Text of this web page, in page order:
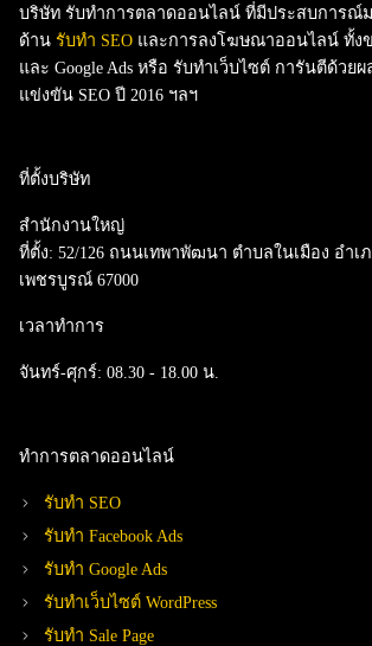
บริษัท รับทำการตลาดออนไลน์ ที่มีประสบการณ์
ด้าน รับทำ SEO และการลงโฆษณาออนไลน์ ทั้ง
และ Google Ads หรือ รับทำเว็บไซต์ การันตีด้วย
แข่งขัน SEO ปี 2016 ฯลฯ
ที่ตั้งบริษัท
สำนักงานใหญ่
ที่ตั้ง: 52/126 ถนนเทพาพัฒนา ตำบลในเมือง อำเ
เพชรบูรณ์ 67000
เวลาทำการ
จันทร์-ศุกร์: 08.30 - 18.00 น.
ทำการตลาดออนไลน์
รับทำ SEO
รับทำ Facebook Ads
รับทำ Google Ads
รับทำเว็บไซต์ WordPress
รับทำ Sale Page